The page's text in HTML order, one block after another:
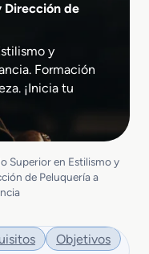
Dirección de
y
Formación
¡Inicia tu
Superior en Estilismo y
de Peluquería a
Objetivos